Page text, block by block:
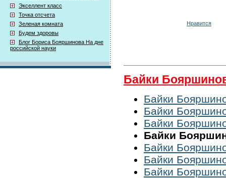
Экселлент класс
Точка отсчета
Зеленая комната
Будем здоровы
Блог Бориса Бояршинова На дне
российской науки
Нравится
Байки
Байки
Байки
Байки
Байки
Байки
Байки
Байки